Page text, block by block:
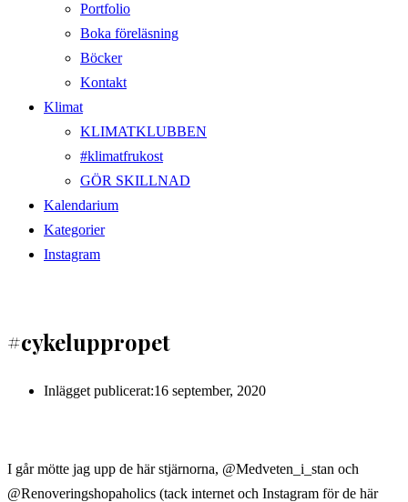
Portfolio
Boka föreläsning
Böcker
Kontakt
Klimat
KLIMATKLUBBEN
#klimatfrukost
GÖR SKILLNAD
Kalendarium
Kategorier
Instagram
#cykeluppropet
Inlägget publicerat:16 september, 2020
I går mötte jag upp de här stjärnorna, @Medveten_i_stan och
@Renoveringshopaholics (tack internet och Instagram för de här